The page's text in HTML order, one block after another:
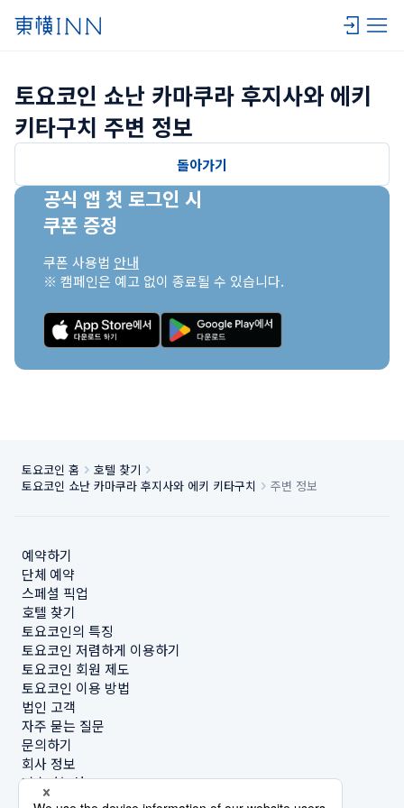
토요코인 쇼난 카마쿠라 후지사와 에키
키타구치 주변 정보
돌아가기
공식 앱 첫 로그인 시
쿠폰 증정
쿠폰 사용법 안내
※ 캠페인은 예고 없이 종료될 수 있습니다.
토요코인 홈
호텔 찾기
토요코인 쇼난 카마쿠라 후지사와 에키 키타구치
주변 정보
예약하기
단체 예약
스페셜 픽업
호텔 찾기
토요코인의 특징
토요코인 저렴하게 이용하기
토요코인 회원 제도
토요코인 이용 방법
법인 고객
자주 묻는 질문
문의하기
회사 정보
지속가능성